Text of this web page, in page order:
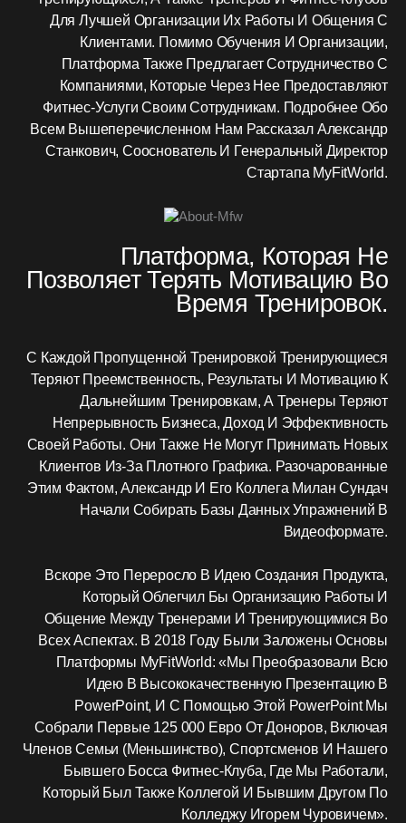
Для Лучшей Организации Их Работы И Общения С
Клиентами. Помимо Обучения И Организации,
Платформа Также Предлагает Сотрудничество С
Компаниями, Которые Через Нее Предоставляют
Фитнес-Услуги Своим Сотрудникам. Подробнее Обо
Всем Вышеперечисленном Нам Рассказал Александр
Станкович, Сооснователь И Генеральный Директор
Стартапа MyFitWorld.
Платформа, Которая Не
Позволяет Терять Мотивацию Во
Время Тренировок.
С Каждой Пропущенной Тренировкой Тренирующиеся
Теряют Преемственность, Результаты И Мотивацию К
Дальнейшим Тренировкам, А Тренеры Теряют
Непрерывность Бизнеса, Доход И Эффективность
Своей Работы. Они Также Не Могут Принимать Новых
Клиентов Из-За Плотного Графика. Разочарованные
Этим Фактом, Александр И Его Коллега Милан Сундач
Начали Собирать Базы Данных Упражнений В
Видеоформате.
Вскоре Это Переросло В Идею Создания Продукта,
Который Облегчил Бы Организацию Работы И
Общение Между Тренерами И Тренирующимися Во
Всех Аспектах. В 2018 Году Были Заложены Основы
Платформы MyFitWorld: «Мы Преобразовали Всю
Идею В Высококачественную Презентацию В
PowerPoint, И С Помощью Этой PowerPoint Мы
Собрали Первые 125 000 Евро От Доноров, Включая
Членов Семьи (меньшинство), Спортсменов И Нашего
Бывшего Босса Фитнес-Клуба, Где Мы Работали,
Который Был Также Коллегой И Бывшим Другом По
Колледжу Игорем Чуровичем».